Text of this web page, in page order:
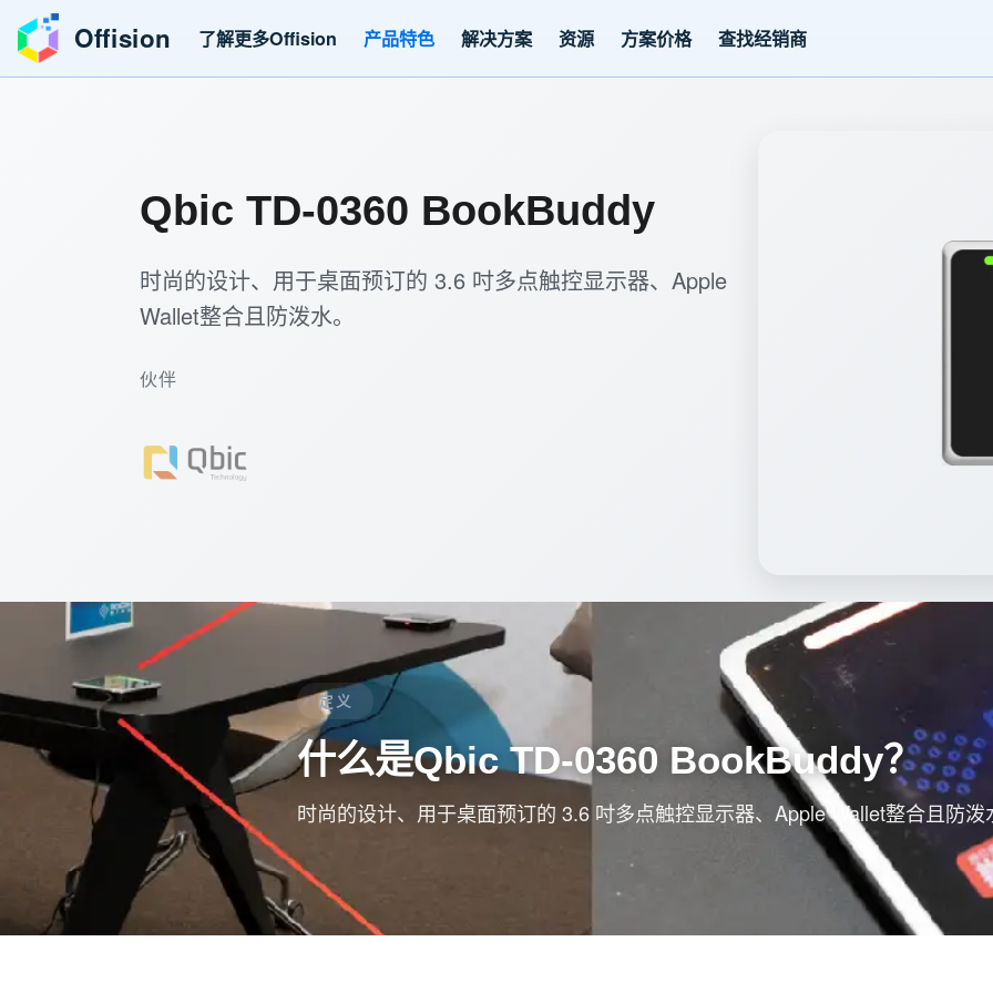
Offision 了解更多Offision 产品特色 解决方案 资源 方案价格 查找经销商
Qbic TD-0360 BookBuddy
时尚的设计、用于桌面预订的 3.6 吋多点触控显示器、Apple
Wallet整合且防泼水。
伙伴
定义
什么是Qbic TD-0360 BookBuddy？
时尚的设计、用于桌面预订的 3.6 吋多点触控显示器、Apple Wallet整合且防泼